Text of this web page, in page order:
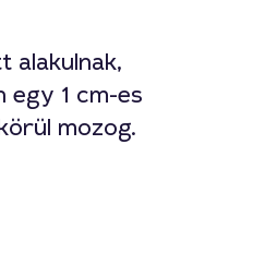
alakulnak,
egy 1 cm-es
mozog.